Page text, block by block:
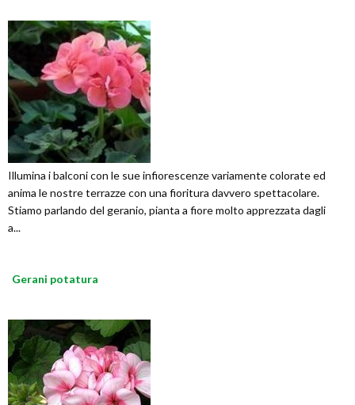
Illumina i balconi con le sue infiorescenze variamente colorate ed
anima le nostre terrazze con una fioritura davvero spettacolare.
Stiamo parlando del geranio, pianta a fiore molto apprezzata dagli
a...
Gerani potatura